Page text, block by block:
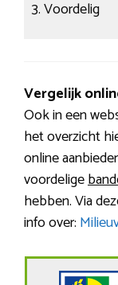
3. Voordelig
Vergelijk
Ook in een
het overzicht
online
voordelige
hebben. Via
info over: